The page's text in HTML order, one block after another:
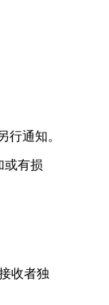
通知。
或有损
收者独